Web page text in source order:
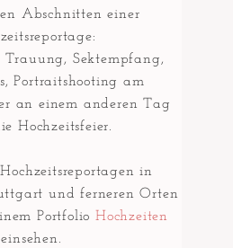
Abschnitten einer
Sektempfang,
Portraitshooting am
an einem anderen Tag
Hochzeitsfeier.
in
und ferneren Orten
Portfolio Hochzeiten
einsehen.